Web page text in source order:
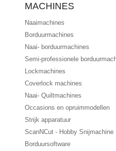
MACHINES
Naaimachines
Borduurmachines
Naai- borduurmachines
Semi-professionele
Lockmachines
Coverlock machines
Naai- Quiltmachines
Occasions en opruimmodellen
Strijk apparatuur
ScanNCut - Hobby Snijmachine
Borduursoftware